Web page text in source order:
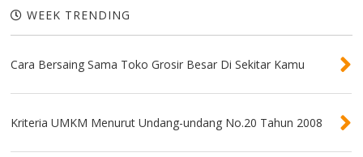
WEEK TRENDING
Cara Bersaing Sama Toko Grosir Besar Di Sekitar Kamu
Kriteria UMKM Menurut Undang-undang No.20 Tahun 2008